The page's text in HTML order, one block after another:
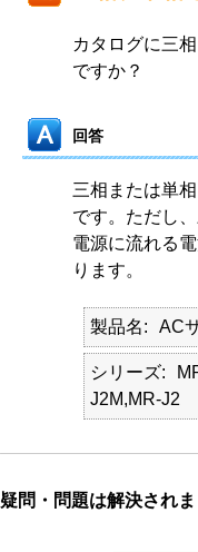
カタログに三
ですか？
回答
三相または単
です。ただし
電源に流れる
ります。
製品名 AC
シリーズ
J2M,MR-J2
疑問・問題は解決され